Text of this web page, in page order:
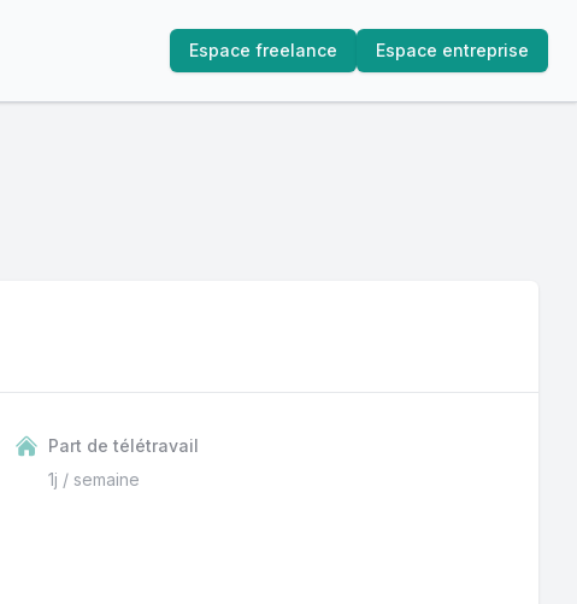
Espace freelance Espace entreprise
Part de télétravail
1j / semaine